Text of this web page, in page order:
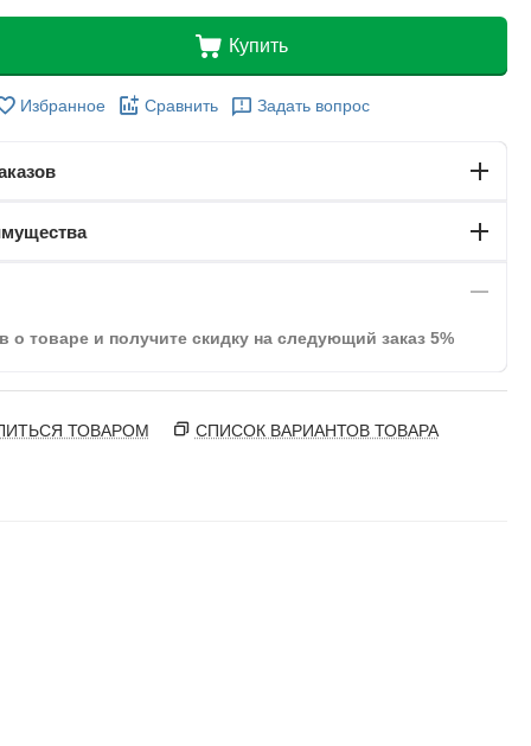
Купить
Избранное Сравнить Задать вопрос
о товаре и получите скидку на следующий заказ 5%
ТОВАРОМ СПИСОК ВАРИАНТОВ ТОВАРА